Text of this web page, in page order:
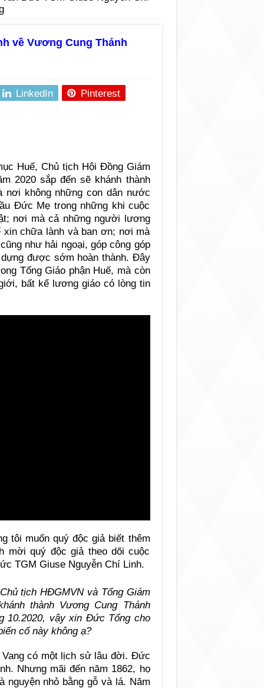
về Vương Cung Thánh
LinkedIn Pinterest
Huế, Chủ tịch Hội Đồng Giám
2020 sắp đến sẽ khánh thành
nơi không những con dân nước
Đức Mẹ trong những khi cuộc
nơi mà cả những người lương
chữa lành và ban ơn; nơi mà
như hải ngoại, góp công góp
được sớm hoàn thành. Đây
Tổng Giáo phận Huế, mà còn
bất kể lương giáo có lòng tin
tôi muốn quý độc giả biết thêm
mời quý độc giả theo dõi cuộc
TGM Giuse Nguyễn Chí Linh.
tịch HĐGMVN và Tổng Giám
thành Vương Cung Thánh
10.2020, vậy xin Đức Tổng cho
cố này không ạ?
có một lịch sử lâu đời. Đức
Nhưng mãi đến năm 1862, họ
nguyện nhỏ bằng gỗ và lá. Năm